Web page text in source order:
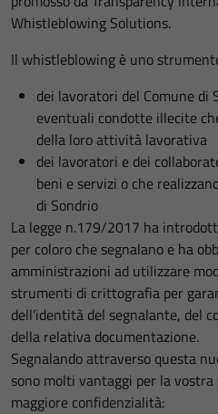
Whistleblowing Solutions.
Il whistleblowing è uno
dei lavoratori del Comune di
eventuali condotte illecite
della loro attività lavorativa
dei lavoratori e dei
beni e servizi o che
di Sondrio
La legge n.179/2017 ha
per coloro che segnalano e ha
amministrazioni ad utilizzare
strumenti di crittografia per
dell’identità del segnalante, del
della relativa documentazione.
Segnalando attraverso questa
sono molti vantaggi per la vostra
maggiore confidenzialità: